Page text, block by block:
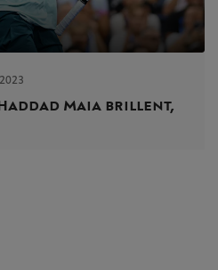
Haddad Maia brillent,